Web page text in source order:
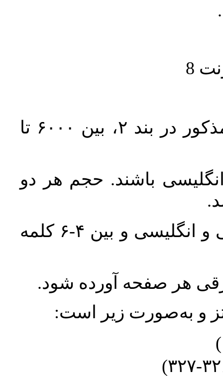
حجم کل مقاله با احتساب تمام بخش‌های مذکور در بند ۲، بین ۶۰۰۰ تا
باشند. حجم هر دو
واژگان کلیدی بلافاصله پس از چکیده فارسی و انگلیسی و بین ۴-۶ کلمه
هر صفحه آورده شود.
و به‌صورت زیر است: